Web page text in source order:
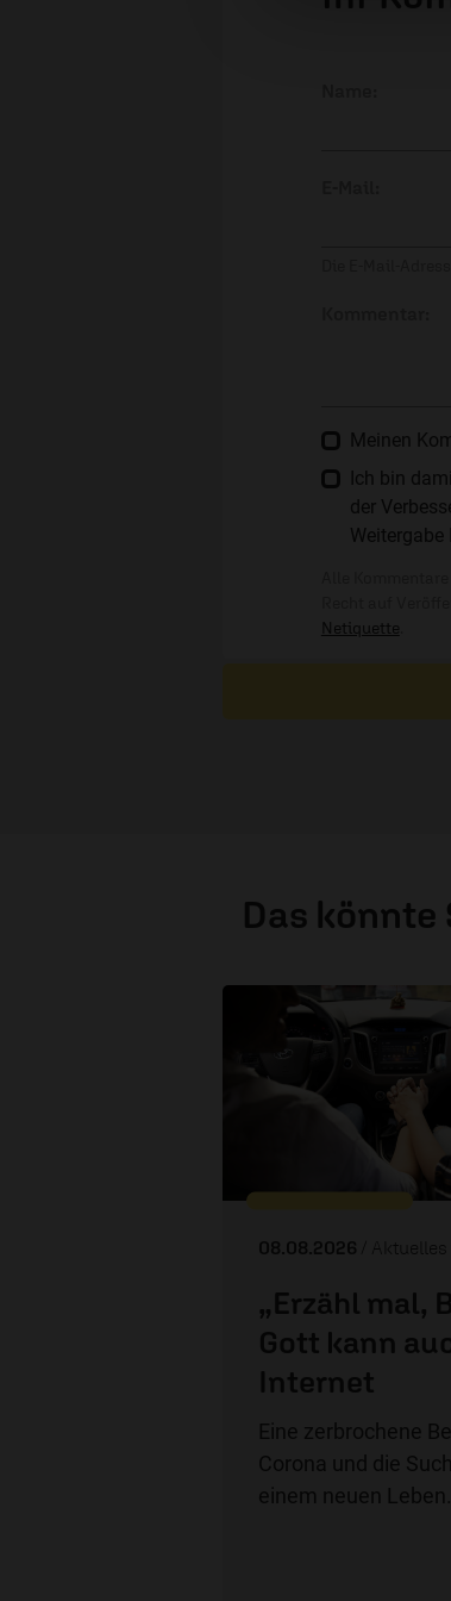
Meinen
Ich bin
der
Weitergabe
Netiquette
Das könnte
08.08.2026 /
„Erzähl mal,
Gott kann
Internet
Eine zerbrochene
Corona und die
einem neuen Leben.